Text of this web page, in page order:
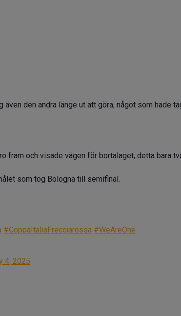
den andra länge ut att göra, något som hade
fram och visade vägen för bortalaget, detta bara
som tog Bologna till semifinal.
#CoppaItaliaFrecciarossa #WeAreOne
4, 2025